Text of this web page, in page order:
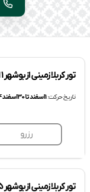
تور کربلا زمینی از بوشهر 1 اسفند تا 30 اسفند 1404
تاریخ حرکت:1 اسفند تا 30 اسفند 1404
رزرو
تور کربلا زمینی از بوشهر 25 دی 1403 – حج و زیارت